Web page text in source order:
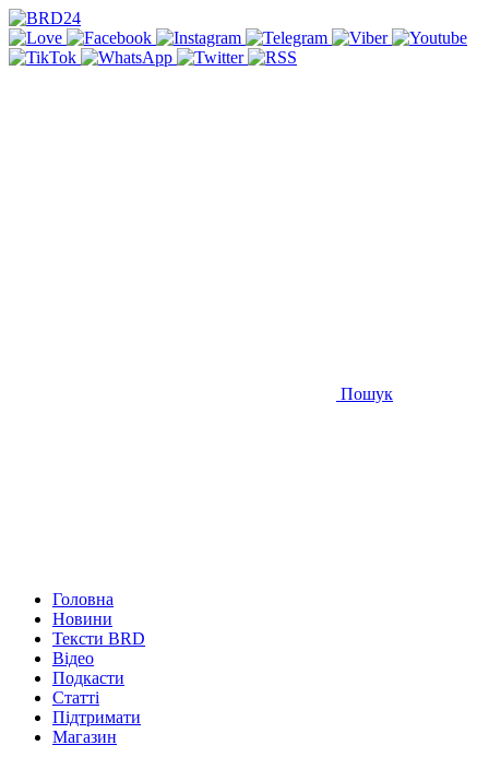
Пошук
Головна
Новини
Тексти BRD
Відео
Подкасти
Статті
Підтримати
Магазин